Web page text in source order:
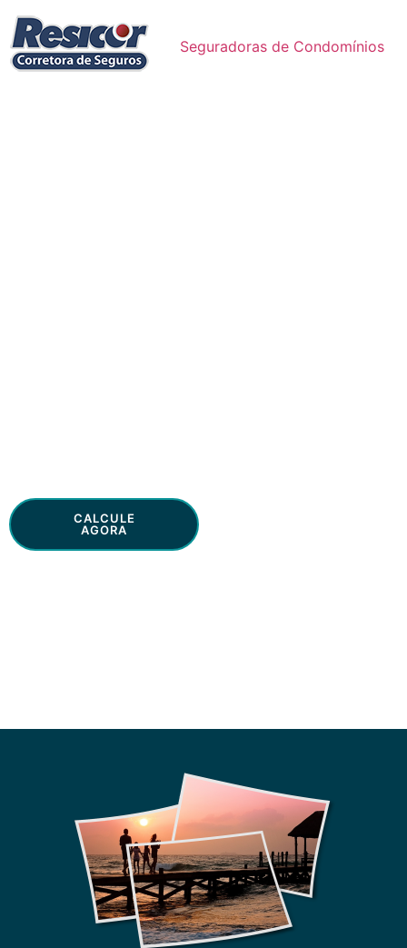
Seguradoras de Condomínios
CALCULE
AGORA